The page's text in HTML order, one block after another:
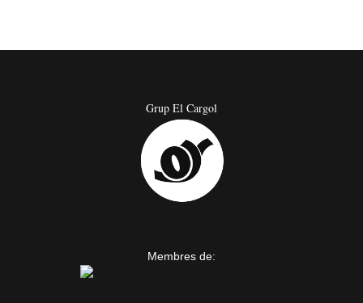
Grup El Cargol
Membres de: